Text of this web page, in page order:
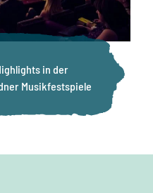
in der
Musikfestspiele